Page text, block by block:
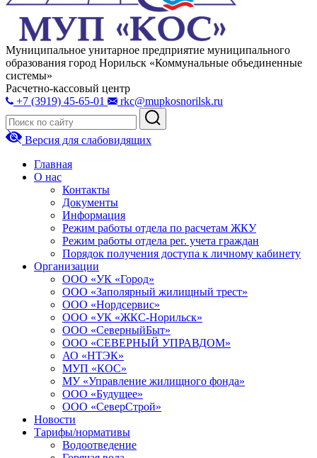
Муниципальное унитарное предприятие муниципального
образования город Норильск «Коммунальные объединенные
системы»
Расчетно-кассовый центр
+7 (3919) 45-65-01
rkc@mupkosnorilsk.ru
Версия для слабовидящих
Главная
О нас
Контакты
Документы
Информация
Режим работы отдела по расчетам ЖКУ
Режим работы отдела рег. учета граждан
Порядок получения доступа к личному кабинету
Организации
ООО «УК «Город»
ООО «Заполярный жилищный трест»
ООО «Нордсервис»
ООО «УК «ЖКС-Норильск»
ООО «СеверныйБыт»
ООО «СЕВЕРНЫЙ УПРАВДОМ»
АО «НТЭК»
МУП «КОС»
МУ «Управление жилищного фонда»
ООО «Будущее»
ООО «СеверСтрой»
Новости
Тарифы/нормативы
Водоотведение